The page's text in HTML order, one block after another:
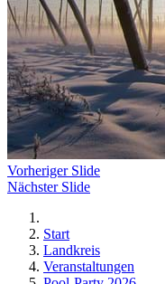
Vorheriger Slide
Nächster Slide
Start
Landkreis
Veranstaltungen